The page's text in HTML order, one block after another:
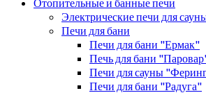
Электрические печи для
Печи для бани
Печи для бани "Ермак"
Печь для бани
Печи для сауны
Печи для бани "Радуга"